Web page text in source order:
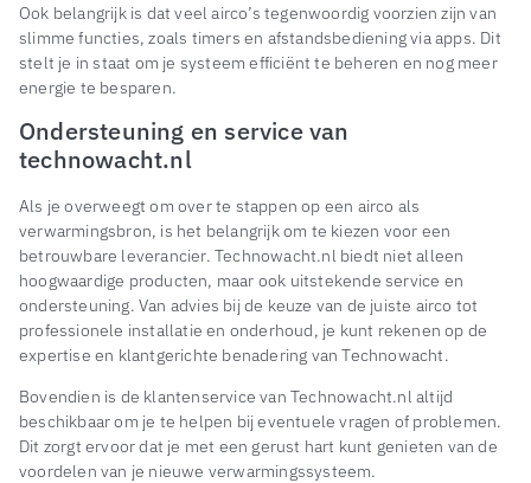
Ook belangrijk is dat veel airco’s tegenwoordig voorzien zijn van
slimme functies, zoals timers en afstandsbediening via apps. Dit
stelt je in staat om je systeem efficiënt te beheren en nog meer
energie te besparen.
Ondersteuning en service van
technowacht.nl
Als je overweegt om over te stappen op een airco als
verwarmingsbron, is het belangrijk om te kiezen voor een
betrouwbare leverancier. Technowacht.nl biedt niet alleen
hoogwaardige producten, maar ook uitstekende service en
ondersteuning. Van advies bij de keuze van de juiste airco tot
professionele installatie en onderhoud, je kunt rekenen op de
expertise en klantgerichte benadering van Technowacht.
Bovendien is de klantenservice van Technowacht.nl altijd
beschikbaar om je te helpen bij eventuele vragen of problemen.
Dit zorgt ervoor dat je met een gerust hart kunt genieten van de
voordelen van je nieuwe verwarmingssysteem.